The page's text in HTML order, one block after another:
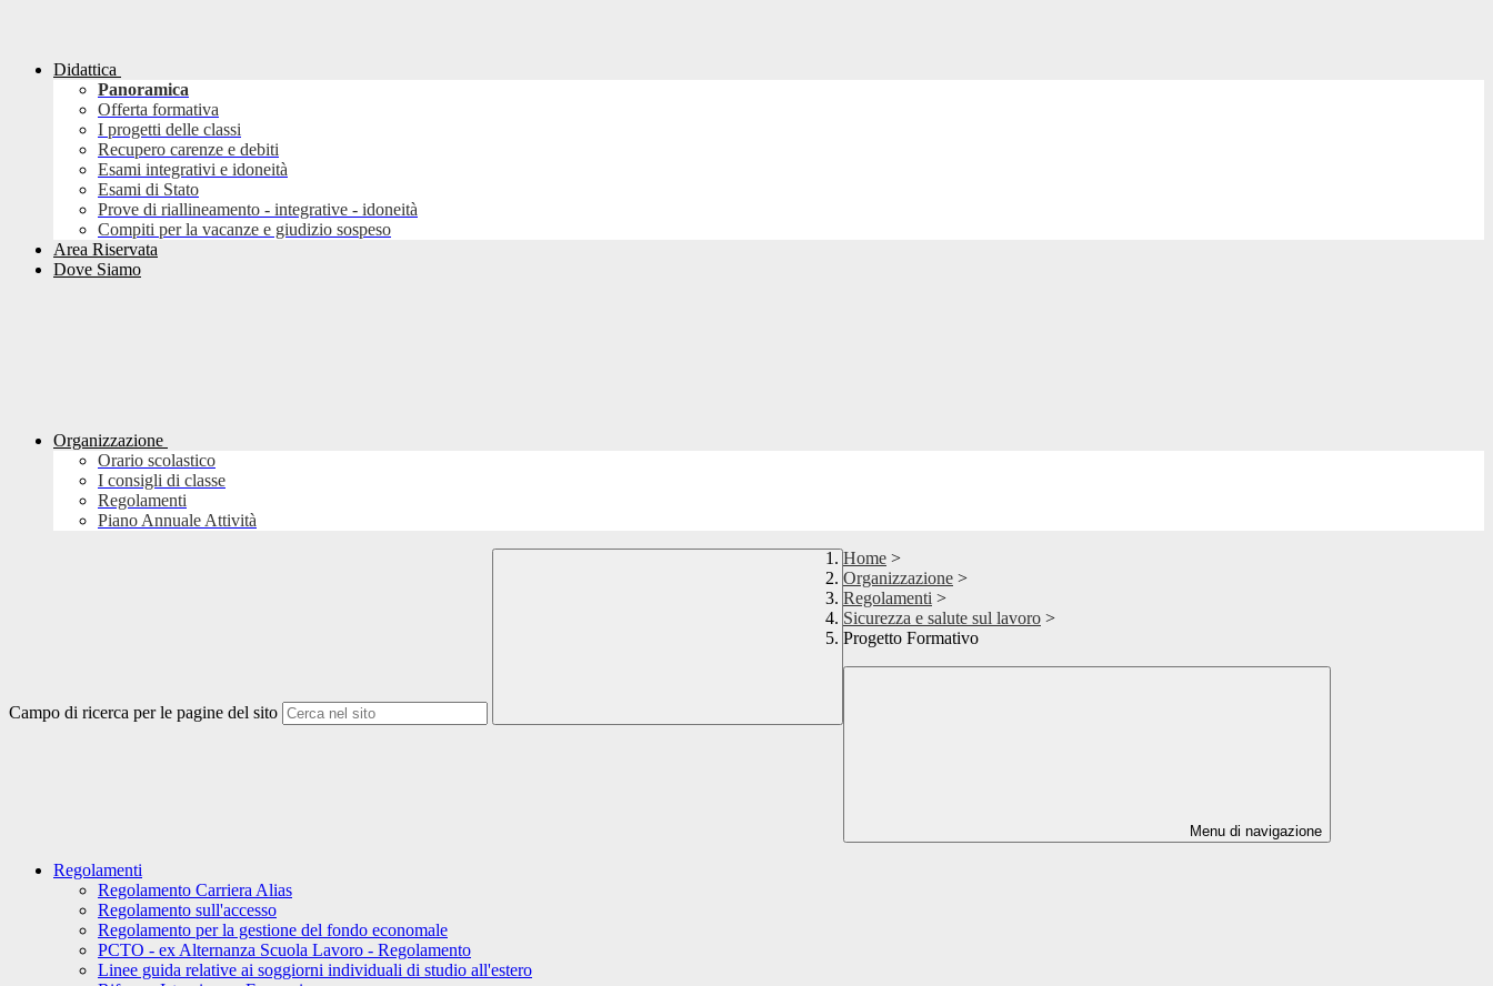
Didattica
Panoramica
Offerta formativa
I progetti delle classi
Recupero carenze e debiti
Esami integrativi e idoneità
Esami di Stato
Prove di riallineamento - integrative - idoneità
Compiti per la vacanze e giudizio sospeso
Area Riservata
Dove Siamo
Organizzazione
Orario scolastico
I consigli di classe
Regolamenti
Piano Annuale Attività
Campo di ricerca per le pagine del sito
Home >
Organizzazione >
Regolamenti >
Sicurezza e salute sul lavoro >
Progetto Formativo
Menu di navigazione
Regolamenti
Regolamento Carriera Alias
Regolamento sull'accesso
Regolamento per la gestione del fondo economale
PCTO - ex Alternanza Scuola Lavoro - Regolamento
Linee guida relative ai soggiorni individuali di studio all'estero